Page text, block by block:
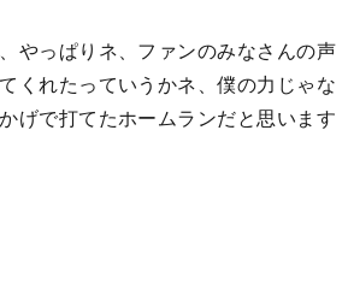
やっぱりネ、ファンのみなさんの声
くれたっていうかネ、僕の力じゃな
げで打てたホームランだと思います